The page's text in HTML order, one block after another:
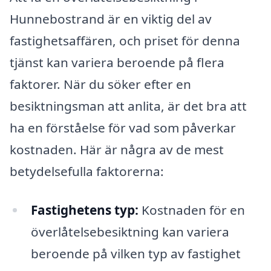
Hunnebostrand är en viktig del av
fastighetsaffären, och priset för denna
tjänst kan variera beroende på flera
faktorer. När du söker efter en
besiktningsman att anlita, är det bra att
ha en förståelse för vad som påverkar
kostnaden. Här är några av de mest
betydelsefulla faktorerna:
Fastighetens typ: Kostnaden för en
överlåtelsebesiktning kan variera
beroende på vilken typ av fastighet